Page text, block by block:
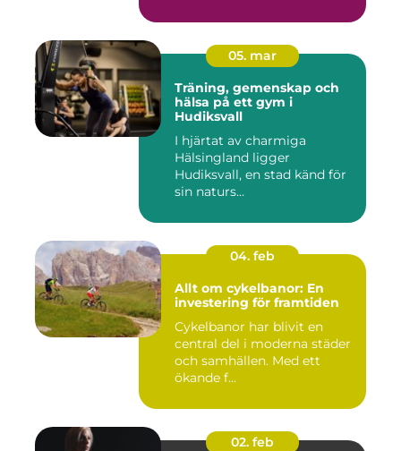
05. mar
Träning, gemenskap och
hälsa på ett gym i
Hudiksvall
I hjärtat av charmiga
Hälsingland ligger
Hudiksvall, en stad känd för
sin naturs...
04. feb
Allt om cykelbanor: En
investering för framtiden
Cykelbanor har blivit en
central del i moderna städer
och samhällen. Med ett
ökande f...
02. feb